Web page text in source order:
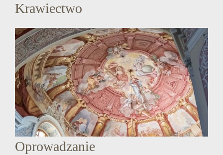
Krawiectwo
Oprowadzanie